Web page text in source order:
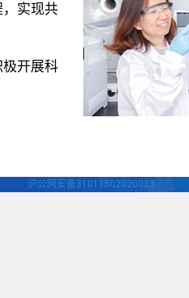
实现共
开展科
-1 沪公网安备31011502020033